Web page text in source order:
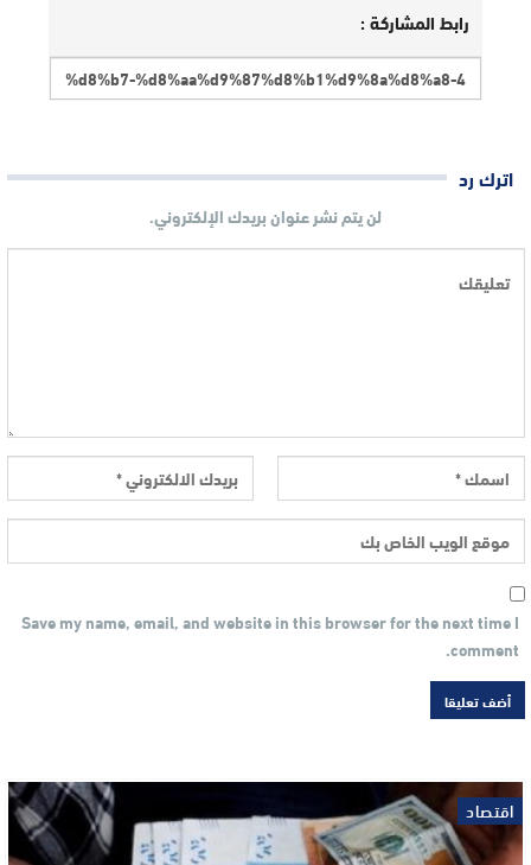
رابط المشاركة :
اترك رد
لن يتم نشر عنوان بريدك الإلكتروني.
Save my name, email, and website in this browser for the next time I
comment.
اقتصاد